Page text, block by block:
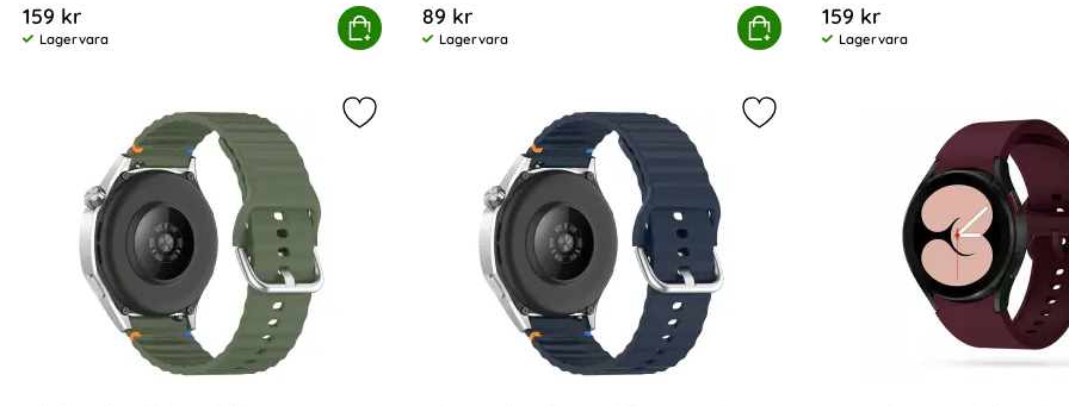
159 kr
Tillgänglighet:
Lagervara
Köp
Tech-Protect Galaxy Watch 4/5/5 Pro/6/7/FE Armband Silikon Sport
89 kr
Tillgänglighet:
Lagervara
Köp
Galaxy Watch 5/5 Pro/6/7/FE Armband Silikon Wave Design Svart
159 kr
Tillgänglighet:
Lagervara
Tech-Protect Galaxy
Markera klockarmband 20 mm Silikon Wave Design Militär Grön som favorit
Markera klockarmband 20 mm